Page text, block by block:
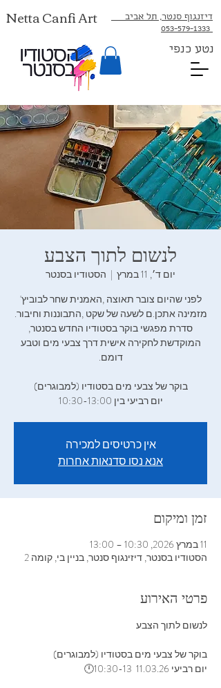
דיזנגוף סנטר, תל אביב
053-579-1333⁩
Netta Canfi Art
נטע כנפי
לנשום‭ ‬לתוך‭ ‬הצבע
יום ד׳, 11 במרץ
  |
הסטודיו בסנטר
לפני‭ ‬שהיום‭ ‬צובר‭ ‬תאוצה‭, ‬האמנית‭ ‬שחר‭ ‬לבוביץ‮'‬‭
‬מזמינה‭ ‬אתכן‭.‬ם‭ ‬לשעה‭ ‬של‭ ‬שקט‭, ‬התבוננות‭ ‬וחיבור‭.
‬סדרת‭ ‬מפגשי‭ ‬בוקר‭ ‬בסטודיו‭ ‬החדש‭ ‬בסנטר‭,
יום רביעי בין 10:30-13:00
אין כרטיסים למכירה
אנא נסו סדנאות אחרות
זמן ומיקום
11 במרץ 2026, 10:30 – 13:00
הסטודיו בסנטר, דיזינגוף סנטר, בניין בי, קומה 2
פרטי האירוע
לנשום‭ ‬לתוך‭ ‬הצבע
בוקר‭ ‬של‭ ‬צבעי‭ ‬מים‭ ‬בסטודיו (למבוגרים)
יום רביעי 11.03.26  10:30-13🕛